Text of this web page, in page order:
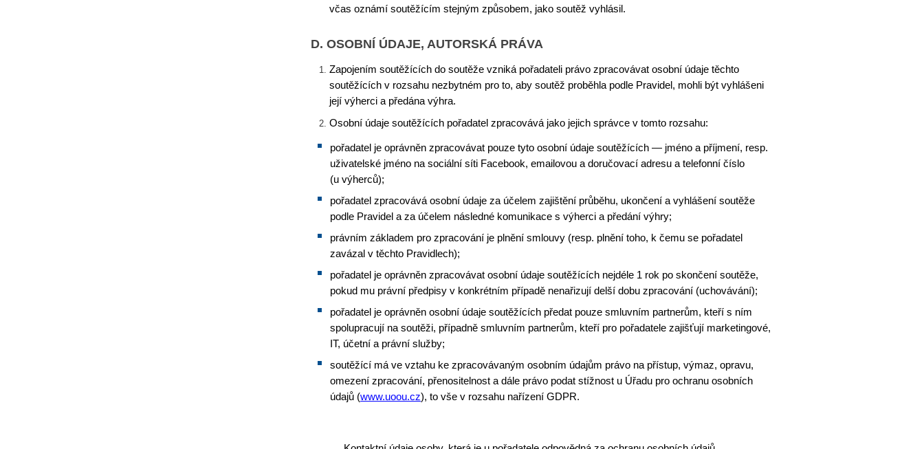
včas oznámí soutěžícím stejným způsobem, jako soutěž vyhlásil.
D. OSOBNÍ ÚDAJE, AUTORSKÁ PRÁVA
Zapojením soutěžících do soutěže vzniká pořadateli právo zpracovávat osobní údaje těchto
soutěžících v rozsahu nezbytném pro to, aby soutěž proběhla podle Pravidel, mohli být vyhlášeni
její výherci a předána výhra.
Osobní údaje soutěžících pořadatel zpracovává jako jejich správce v tomto rozsahu:
pořadatel je oprávněn zpracovávat pouze tyto osobní údaje soutěžících — jméno a příjmení, resp.
uživatelské jméno na sociální síti Facebook, emailovou a doručovací adresu a telefonní číslo
(u výherců);
pořadatel zpracovává osobní údaje za účelem zajištění průběhu, ukončení a vyhlášení soutěže
podle Pravidel a za účelem následné komunikace s výherci a předání výhry;
právním základem pro zpracování je plnění smlouvy (resp. plnění toho, k čemu se pořadatel
zavázal v těchto Pravidlech);
pořadatel je oprávněn zpracovávat osobní údaje soutěžících nejdéle 1 rok po skončení soutěže,
pokud mu právní předpisy v konkrétním případě nenařizují delší dobu zpracování (uchovávání);
pořadatel je oprávněn osobní údaje soutěžících předat pouze smluvním partnerům, kteří s ním
spolupracují na soutěži, případně smluvním partnerům, kteří pro pořadatele zajišťují marketingové,
IT, účetní a právní služby;
soutěžící má ve vztahu ke zpracovávaným osobním údajům právo na přístup, výmaz, opravu,
omezení zpracování, přenositelnost a dále právo podat stížnost u Úřadu pro ochranu osobních
údajů (www.uoou.cz), to vše v rozsahu nařízení GDPR.